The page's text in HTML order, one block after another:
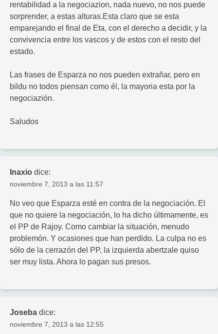
rentabilidad a la negociazion, nada nuevo, no nos puede
sorprender, a estas alturas.Esta claro que se esta
emparejando el final de Eta, con el derecho a decidir, y la
convivencia entre los vascos y de estos con el resto del
estado.
Las frases de Esparza no nos pueden extrañar, pero en
bildu no todos piensan como él, la mayoria esta por la
negociazión.
Saludos
Inaxio dice:
noviembre 7, 2013 a las 11:57
No veo que Esparza esté en contra de la negociación. El
que no quiere la negociación, lo ha dicho últimamente, es
el PP de Rajoy. Como cambiar la situación, menudo
problemón. Y ocasiones que han perdido. La culpa no es
sólo de la cerrazón del PP, la izquierda abertzale quiso
ser muy lista. Ahora lo pagan sus presos.
Joseba dice:
noviembre 7, 2013 a las 12:55